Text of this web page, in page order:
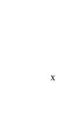
x